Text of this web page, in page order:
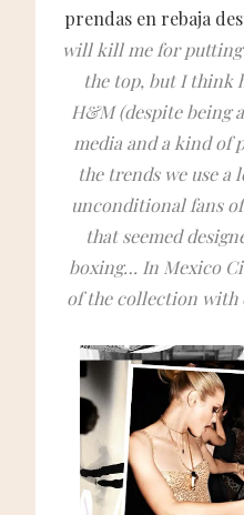
prendas en rebaja
will kill me for
the top, but I think
H&M (despite being
media and a kind of
the trends we use a
unconditional fans
that seemed
boxing… In Mexico
of the collection with